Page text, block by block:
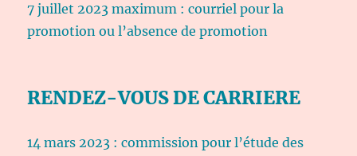
7 juillet 2023 maximum : courriel pour la
promotion ou l’absence de promotion
RENDEZ-VOUS DE CARRIERE
14 mars 2023 : commission pour l’étude des